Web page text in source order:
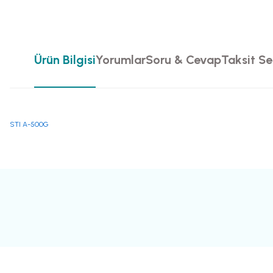
Ürün BilgisiYorumlarSoru & CevapTaksit
STI A-500G